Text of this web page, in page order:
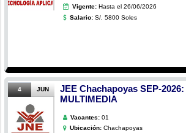
Huamanga, Huancavelica,
Prado, Lima, Lucanas,
Vigente: Hasta el 26/06/2026
Salario: S/. 5800 Soles
4 JUN
JEE Chachapoyas SEP-
MULTIMEDIA
Vacantes: 01
Ubicación: Chachapoyas